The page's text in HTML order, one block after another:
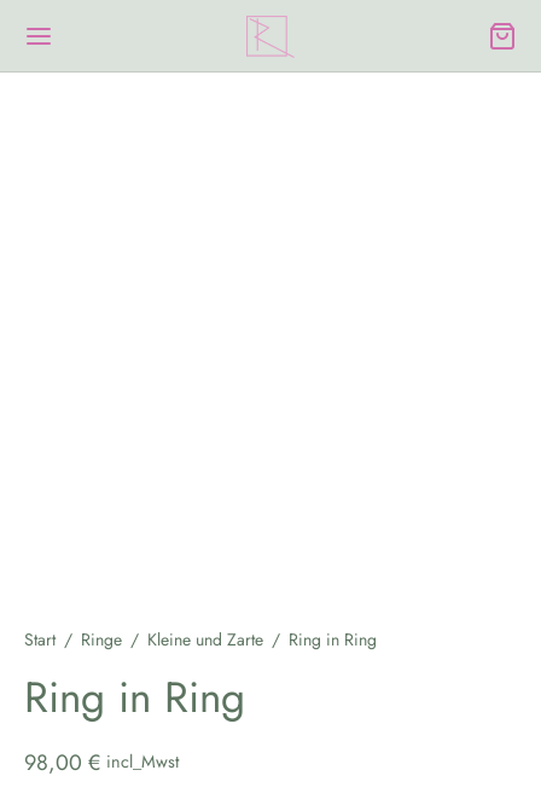
Start / Ringe / Kleine und Zarte / Ring in Ring
Ring in Ring
98,00 € incl_Mwst